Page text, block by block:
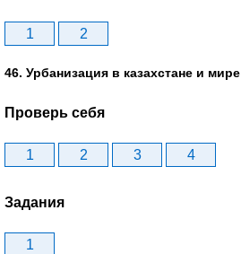
1 2
46. Урбанизация в казахстане и мире
Проверь себя
1 2 3 4
Задания
1